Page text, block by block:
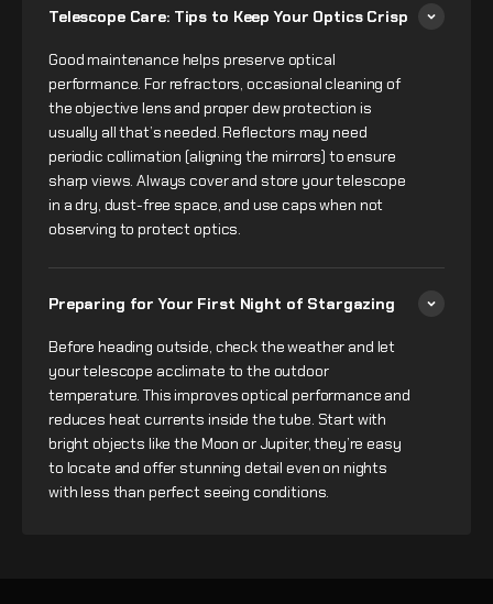
Telescope Care: Tips to Keep Your Optics Crisp
Good maintenance helps preserve optical
performance. For refractors, occasional cleaning of
the objective lens and proper dew protection is
usually all that’s needed. Reflectors may need
periodic collimation (aligning the mirrors) to ensure
sharp views. Always cover and store your telescope
in a dry, dust-free space, and use caps when not
observing to protect optics.
Preparing for Your First Night of Stargazing
Before heading outside, check the weather and let
your telescope acclimate to the outdoor
temperature. This improves optical performance and
reduces heat currents inside the tube. Start with
bright objects like the Moon or Jupiter, they’re easy
to locate and offer stunning detail even on nights
with less than perfect seeing conditions.